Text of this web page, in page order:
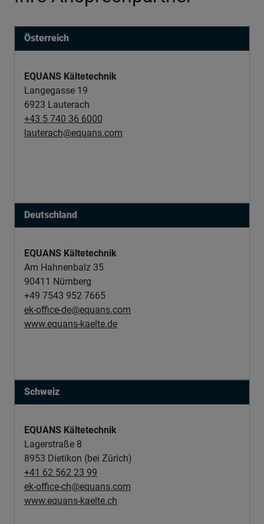
Österreich
EQUANS Kältetechnik
Langegasse 19
6923 Lauterach
+43 5 740 36 6000
lauterach@equans.com
Deutschland
EQUANS Kältetechnik
Am Hahnenbalz 35
90411 Nürnberg
+49 7543 952 7665
ek-office-de@equans.com
www.equans-kaelte.de
Schweiz
EQUANS Kältetechnik
Lagerstraße 8
8953 Dietikon (bei Zürich)
+41 62 562 23 99
ek-office-ch@equans.com
www.equans-kaelte.ch